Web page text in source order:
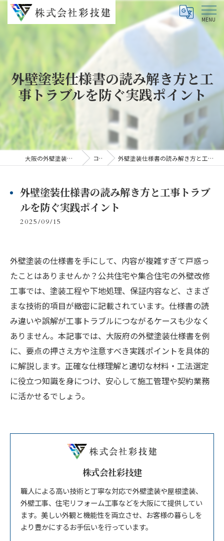
外壁塗装仕様書の読み解き方と工
事トラブルを防ぐ実践ポイント
大阪の外壁塗装なら株式会社彩技建 コラム 外壁塗装仕様書の読み解き方と工事トラブルを防ぐ実践ポイント
外壁塗装仕様書の読み解き方と工事トラブ
ルを防ぐ実践ポイント
2025/09/15
外壁塗装の仕様書を手にして、内容が複雑すぎて戸惑っ
たことはありませんか？公共住宅や集合住宅の外壁改修
工事では、塗装工程や下地処理、保証内容など、さまざ
まな技術的項目が緻密に記載されています。仕様書の読
み違いや誤解が工事トラブルにつながるケースも少なく
ありません。本記事では、大阪府の外壁塗装仕様書を例
に、要点の押さえ方や注意すべき実践ポイントを具体的
に解説します。正確な仕様理解と適切な材料・工法選定
に役立つ知識を身につけ、安心して施工管理や契約業務
に活かせるでしょう。
株式会社彩技建
職人による高い技術と丁寧な対応で外壁塗装や屋根塗装、
外壁工事、住宅リフォーム工事などを大阪にて提供してい
ます。美しい外観と機能性を両立させ、お客様の暮らしを
より豊かにするお手伝いを行っています。